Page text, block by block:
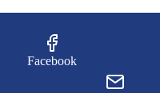
Facebook